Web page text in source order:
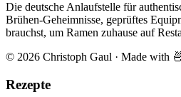
Die deutsche Anlaufstelle für
Brühen-Geheimnisse, geprüftes
brauchst, um Ramen zuhause auf
© 2026 Christoph Gaul · Made with
Rezepte